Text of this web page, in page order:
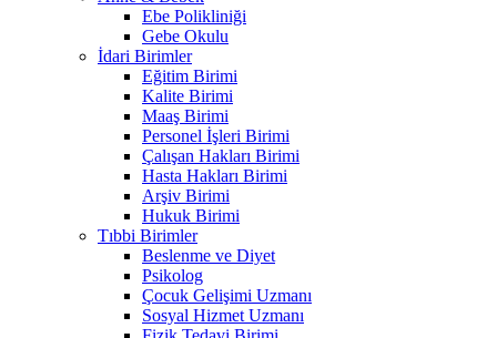
Ebe Polikliniği
Gebe Okulu
İdari Birimler
Eğitim Birimi
Kalite Birimi
Maaş Birimi
Personel İşleri Birimi
Çalışan Hakları Birimi
Hasta Hakları Birimi
Arşiv Birimi
Hukuk Birimi
Tıbbi Birimler
Beslenme ve Diyet
Psikolog
Çocuk Gelişimi Uzmanı
Sosyal Hizmet Uzmanı